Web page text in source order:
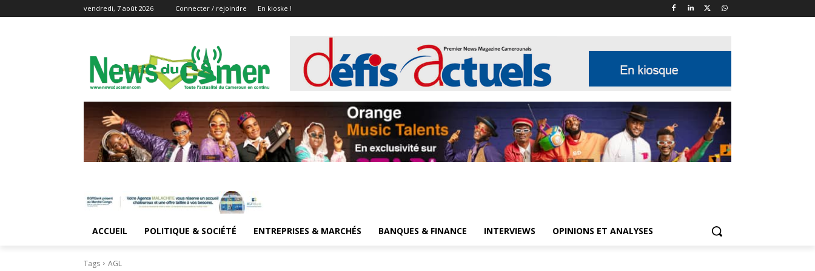
vendredi, 7 août 2026 Connecter / rejoindre En kioske !
ACCUEIL POLITIQUE & SOCIÉTÉ ENTREPRISES & MARCHÉS BANQUES & FINANCE INTERVIEWS OPINIONS ET ANALYSES
Tags AGL